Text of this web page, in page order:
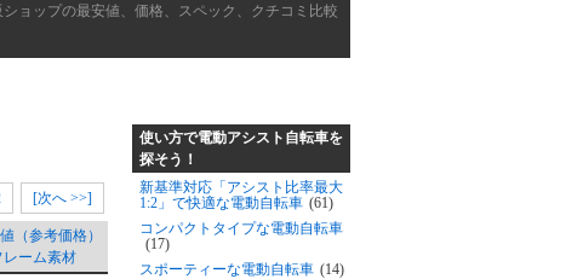
ョップの最安値、価格、スペック、クチコミ比較
[次へ >>]
（参考価格）
レーム素材
使い方で電動アシスト自転車を
探そう！
新基準対応「アシスト比率最大
1:2」で快適な電動自転車 (61)
コンパクトタイプな電動自転車
(17)
スポーティーな電動自転車 (14)